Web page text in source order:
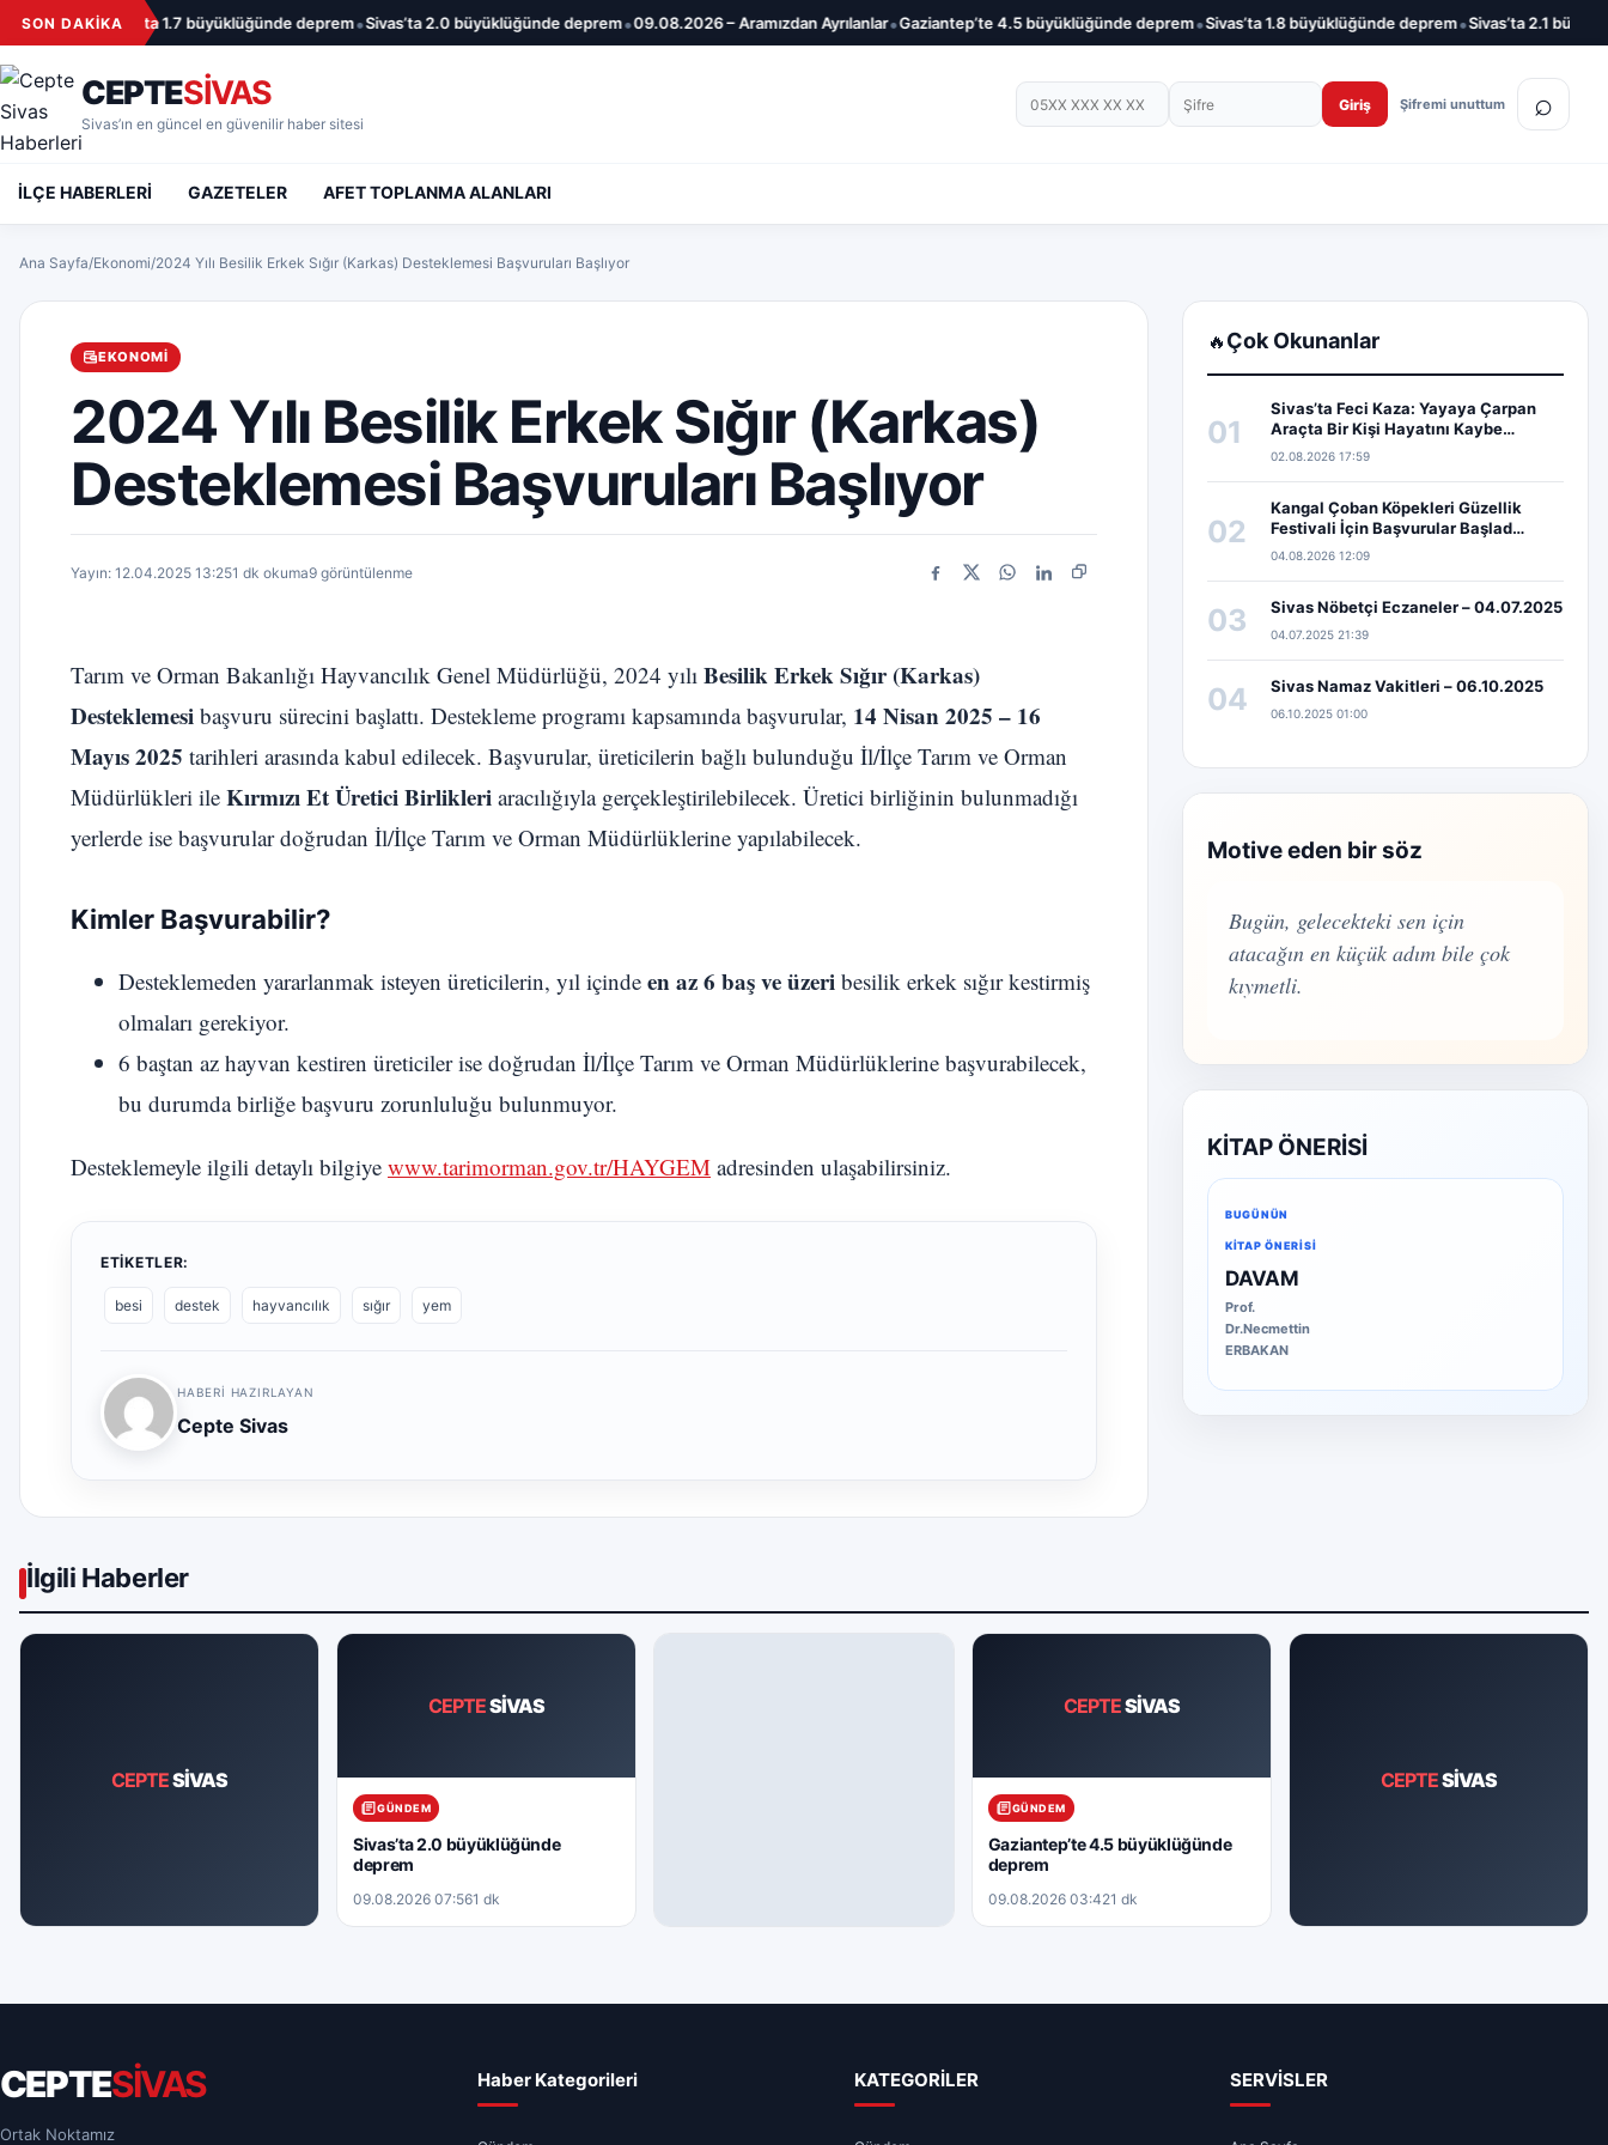
İçeriğe geç
SON DAKİKASivas’ta 1.7 büyüklüğünde deprem•Sivas’ta 2.0 büyüklüğünde deprem•09.08.2026 – Aramızdan Ayrılanlar•Gaziantep’te 4.5 büyüklüğünde deprem•Sivas’ta 1.8 büyüklüğünde deprem•Sivas’ta 2.1
CEPTESİVAS
Sivas’ın en güncel en güvenilir haber sitesi
Telefon numarası Şifre Giriş Şifremi unuttum ⌕
İLÇE HABERLERİ GAZETELER AFET TOPLANMA ALANLARI
Ana Sayfa/Ekonomi/2024 Yılı Besilik Erkek Sığır (Karkas) Desteklemesi Başvuruları Başlıyor
EKONOMI
2024 Yılı Besilik Erkek Sığır (Karkas)
Desteklemesi Başvuruları Başlıyor
Yayın: 12.04.2025 13:251 dk okuma9 görüntülenme
Facebook
X WhatsApp
LinkedInBağlantıyı kopyala
Tarım ve Orman Bakanlığı Hayvancılık Genel Müdürlüğü, 2024 yılı Besilik Erkek Sığır (Karkas)
Desteklemesi başvuru sürecini başlattı. Destekleme programı kapsamında başvurular, 14 Nisan 2025 – 16
Mayıs 2025 tarihleri arasında kabul edilecek. Başvurular, üreticilerin bağlı bulunduğu İl/İlçe Tarım ve Orman
Müdürlükleri ile Kırmızı Et Üretici Birlikleri aracılığıyla gerçekleştirilebilecek. Üretici birliğinin bulunmadığı
yerlerde ise başvurular doğrudan İl/İlçe Tarım ve Orman Müdürlüklerine yapılabilecek.
Kimler Başvurabilir?
Desteklemeden yararlanmak isteyen üreticilerin, yıl içinde en az 6 baş ve üzeri besilik erkek sığır kestirmiş
olmaları gerekiyor.
6 baştan az hayvan kestiren üreticiler ise doğrudan İl/İlçe Tarım ve Orman Müdürlüklerine başvurabilecek,
bu durumda birliğe başvuru zorunluluğu bulunmuyor.
Desteklemeyle ilgili detaylı bilgiye www.tarimorman.gov.tr/HAYGEM adresinden ulaşabilirsiniz.
ETIKETLER:
besi destek hayvancılık sığır yem
HABERI HAZIRLAYAN
Cepte Sivas
🔥 Çok Okunanlar
01
Sivas’ta Feci Kaza: Yayaya Çarpan
Araçta Bir Kişi Hayatını Kaybe…
02.08.2026 17:59
02
Kangal Çoban Köpekleri Güzellik
Festivali İçin Başvurular Başlad…
04.08.2026 12:09
03 Sivas Nöbetçi Eczaneler – 04.07.2025
04.07.2025 21:39
04 Sivas Namaz Vakitleri – 06.10.2025
06.10.2025 01:00
Motive eden bir söz
Bugün, gelecekteki sen için
atacağın en küçük adım bile çok
kıymetli.
KİTAP ÖNERİSİ
BUGÜNÜN
KITAP ÖNERISI
DAVAM
Prof.
Dr.Necmettin
ERBAKAN
İlgili Haberler
CEPTESİVAS
CEPTESİVAS
GÜNDEM
Sivas’ta 2.0 büyüklüğünde
deprem
09.08.2026 07:561 dk
CEPTESİVAS
GÜNDEM
Gaziantep’te 4.5 büyüklüğünde
deprem
09.08.2026 03:421 dk
CEPTESİVAS
CEPTESİVAS
Ortak Noktamız
Haber Kategorileri KATEGORİLER SERVİSLER